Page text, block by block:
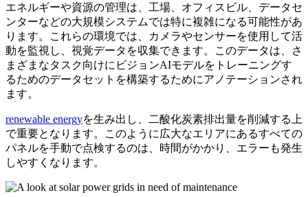
エネルギーや資源の管理は、工場、オフィスビル、データセ
ンターなどの大規模システムでは特に複雑になる可能性があ
ります。これらの環境では、カメラやセンサーを使用して活
動を監視し、視覚データを収集できます。このデータは、さ
まざまなタスク向けにビジョンAIモデルをトレーニングす
るためのデータセットを構築するためにアノテーションされ
ます。
renewable energyを生み出し、二酸化炭素排出量を削減する上
で重要となります。このように広大なエリアにあるすべての
パネルを手動で点検するのは、時間がかかり、エラーも発生
しやすくなります。